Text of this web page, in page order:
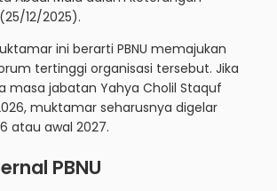
12/2025).
ini berarti PBNU memajukan
tertinggi organisasi tersebut. Jika
masa jabatan Yahya Cholil Staquf
muktamar seharusnya digelar
atau awal 2027.
PBNU